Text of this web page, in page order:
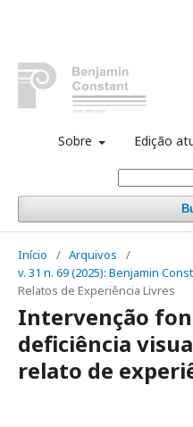
Sobre Edição
Início / Arquivos
/
v. 31 n. 69 (2025): Benjamin
Relatos de Experiência Livres
Intervenção
deficiência
relato de